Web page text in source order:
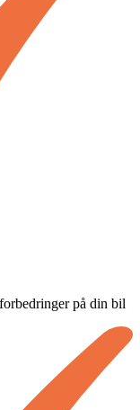
på din bil